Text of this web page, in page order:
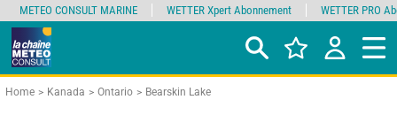
Home Kanada Ontario Bearskin Lake
METEO CONSULT MARINE WETTER Xpert Abonnement WETTER PRO